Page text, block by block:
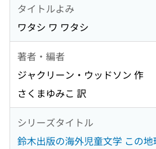
タイトルよみ
ワタシ ワ ワタシ
著者・編者
ジャクリーン・ウッドソン 作
さくまゆみこ 訳
シリーズタイトル
鈴木出版の海外児童文学 この